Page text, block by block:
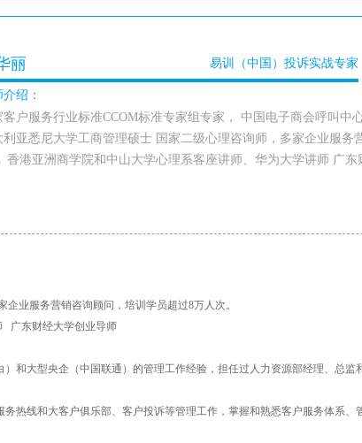
丽 易训（中国）投诉实战专家
绍：
客户服务行业标准CCOM标准专家组专家， 中国电子商会呼叫中
利亚悉尼大学工商管理硕士 国家二级心理咨询师，多家企业服务
香港亚洲商学院和中山大学心理系客座讲师、华为大学讲师 广东
业服务营销咨询顾问，培训学员超过8万人次。
广东财经大学创业导师
和大型央企（中国联通）的管理工作经验，担任过人力资源部经理、总监
热线和大客户俱乐部、客户投诉等管理工作，掌握和熟悉客户服务体系、